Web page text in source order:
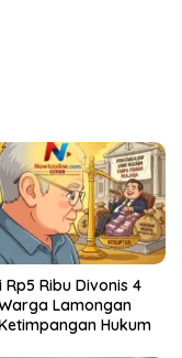
Rp5 Ribu Divonis 4
Lamongan
Hukum